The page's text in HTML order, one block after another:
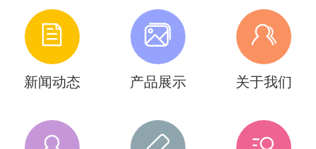
新闻动态 产品展示 关于我们